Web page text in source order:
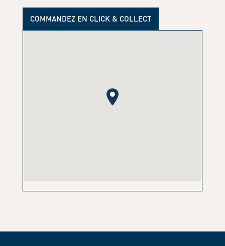
COMMANDEZ EN CLICK & COLLECT